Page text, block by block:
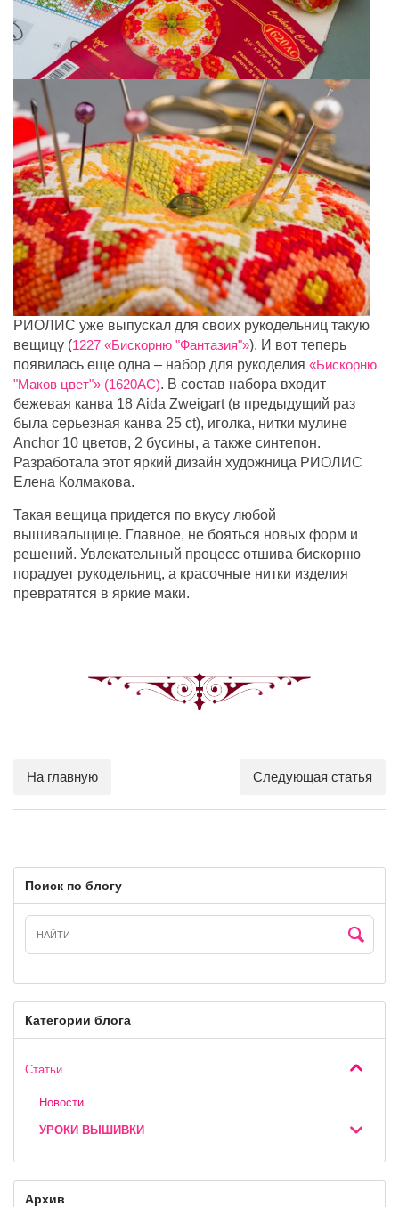
РИОЛИС уже выпускал для своих рукодельниц такую
вещицу (1227 «Бискорню "Фантазия"»). И вот теперь
появилась еще одна – набор для рукоделия «Бискорню
"Маков цвет"» (1620АС). В состав набора входит
бежевая канва 18 Aida Zweigart (в предыдущий раз
была серьезная канва 25 ct), иголка, нитки мулине
Anchor 10 цветов, 2 бусины, а также синтепон.
Разработала этот яркий дизайн художница РИОЛИС
Елена Колмакова.
Такая вещица придется по вкусу любой
вышивальщице. Главное, не бояться новых форм и
решений. Увлекательный процесс отшива бискорню
порадует рукодельниц, а красочные нитки изделия
превратятся в яркие маки.
На главную Следующая статья
Поиск по блогу
Категории блога
Статьи
Новости
УРОКИ ВЫШИВКИ
Архив